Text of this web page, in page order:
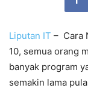
Liputan IT – Cara
10, semua orang
banyak program
semakin lama